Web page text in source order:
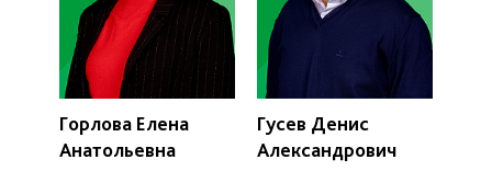
Горлова Елена
Анатольевна
Гусев Денис
Александрович